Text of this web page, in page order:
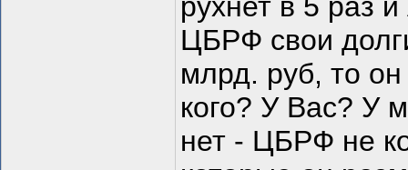
ЦБРФ свои
млрд. руб, то он
кого? У Вас? У
нет - ЦБРФ не